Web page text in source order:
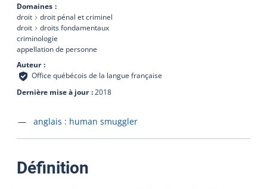
Domaines
droit
droit pénal et criminel
droit
droits fondamentaux
criminologie
appellation de personne
Auteur
Office québécois de la langue française
Dernière mise à jour 2018
Accéder à la fiche en
anglais : human smuggler
Définition